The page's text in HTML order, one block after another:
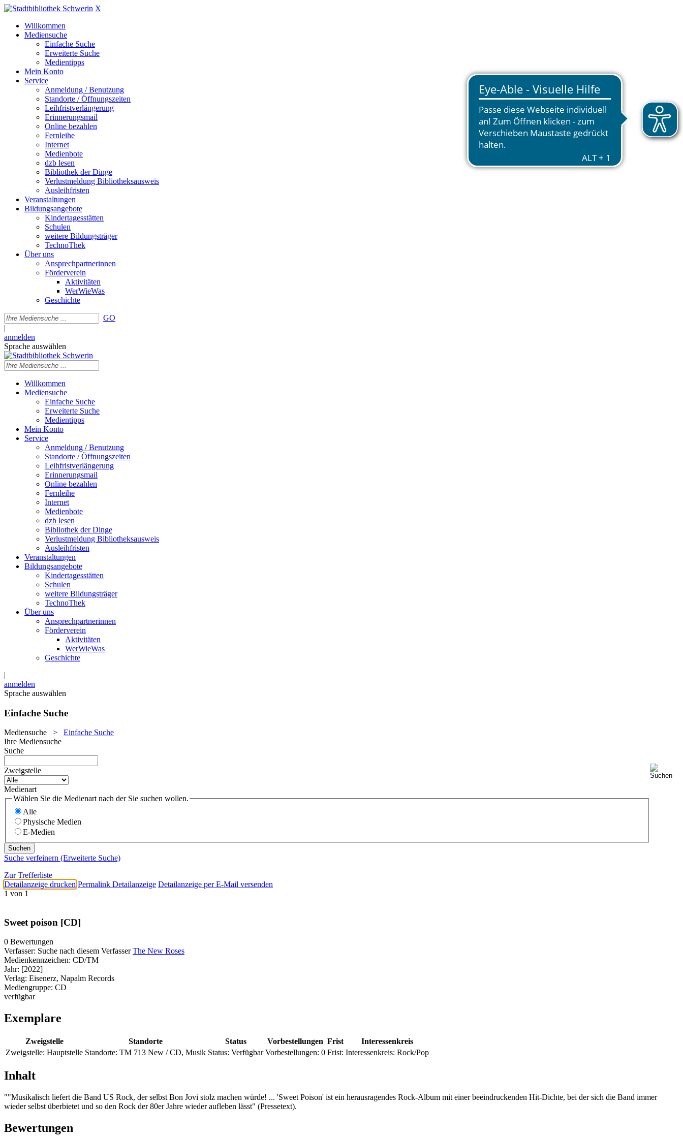
X
Willkommen
Mediensuche
Einfache Suche
Erweiterte Suche
Medientipps
Mein Konto
Service
Anmeldung / Benutzung
Standorte / Öffnungszeiten
Leihfristverlängerung
Erinnerungsmail
Online bezahlen
Fernleihe
Internet
Medienbote
dzb lesen
Bibliothek der Dinge
Verlustmeldung Bibliotheksausweis
Ausleihfristen
Veranstaltungen
Bildungsangebote
Kindertagesstätten
Schulen
weitere Bildungsträger
TechnoThek
Über uns
Ansprechpartnerinnen
Förderverein
Aktivitäten
WerWieWas
Geschichte
GO
|
anmelden
Sprache auswählen
Willkommen
Mediensuche
Einfache Suche
Erweiterte Suche
Medientipps
Mein Konto
Service
Anmeldung / Benutzung
Standorte / Öffnungszeiten
Leihfristverlängerung
Erinnerungsmail
Online bezahlen
Fernleihe
Internet
Medienbote
dzb lesen
Bibliothek der Dinge
Verlustmeldung Bibliotheksausweis
Ausleihfristen
Veranstaltungen
Bildungsangebote
Kindertagesstätten
Schulen
weitere Bildungsträger
TechnoThek
Über uns
Ansprechpartnerinnen
Förderverein
Aktivitäten
WerWieWas
Geschichte
|
anmelden
Sprache auswählen
Einfache Suche
Mediensuche > Einfache Suche
Ihre Mediensuche
Suche
Zweigstelle
Medienart
Wählen Sie die Medienart nach der Sie suchen wollen.
Alle
Physische Medien
E-Medien
Suche verfeinern (Erweiterte Suche)
Zur Trefferliste
Detailanzeige drucken Permalink Detailanzeige Detailanzeige per E-Mail versenden
1 von 1
Sweet poison [CD]
0 Bewertungen
Verfasser: Suche nach diesem Verfasser The New Roses
Medienkennzeichen: CD/TM
Jahr: [2022]
Verlag: Eisenerz, Napalm Records
Mediengruppe: CD
verfügbar
Exemplare
Zweigstelle Standorte Status Vorbestellungen Frist
Interessenkreis
Zweigstelle: Hauptstelle Standorte: TM 713 New / CD, Musik Status: Verfügbar Vorbestellungen: 0 Frist: Interessenkreis: Rock/Pop
Inhalt
""Musikalisch liefert die Band US Rock, der selbst Bon Jovi stolz machen würde! ... 'Sweet Poison' ist ein herausragendes Rock-Album mit einer beeindruckenden Hit-Dichte, bei der sich die Band immer
wieder selbst überbietet und so den Rock der 80er Jahre wieder aufleben lässt" (Pressetext).
Bewertungen